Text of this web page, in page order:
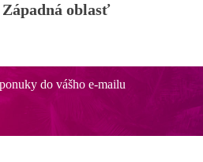
Západná oblasť
do vášho e-mailu